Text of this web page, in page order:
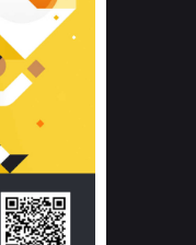
con
(External
hơn.
chọn
phòng
gối đệm
mỹ lẫn
cần cân
trọng